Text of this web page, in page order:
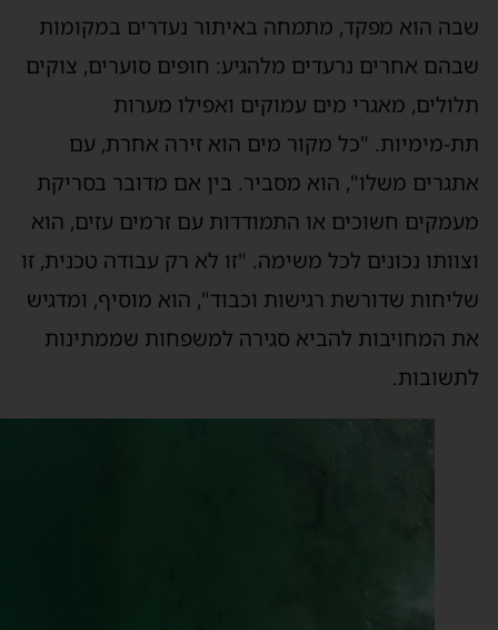
הוא מפקד, מתמחה באיתור נעדרים במקומות
אחרים נרעדים מלהגיע: חופים סוערים, צוקים
מאגרי מים עמוקים ואפילו מערות
מימיות. "כל מקור מים הוא זירה אחרת, עם
משלו", הוא מסביר. בין אם מדובר בסריקת
חשוכים או התמודדות עם זרמים עזים, הוא
נכונים לכל משימה. "זו לא רק עבודה טכנית, זו
שדורשת רגישות וכבוד", הוא מוסיף, ומדגיש
המחויבות להביא סגירה למשפחות שממתינות